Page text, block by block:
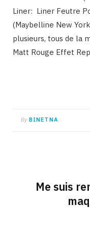
Liner: Liner Feutre
(Maybelline New
plusieurs, tous de la
Matt Rouge Effet
By BINETNA
Me suis